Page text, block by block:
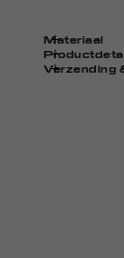
Materiaal
Verzending